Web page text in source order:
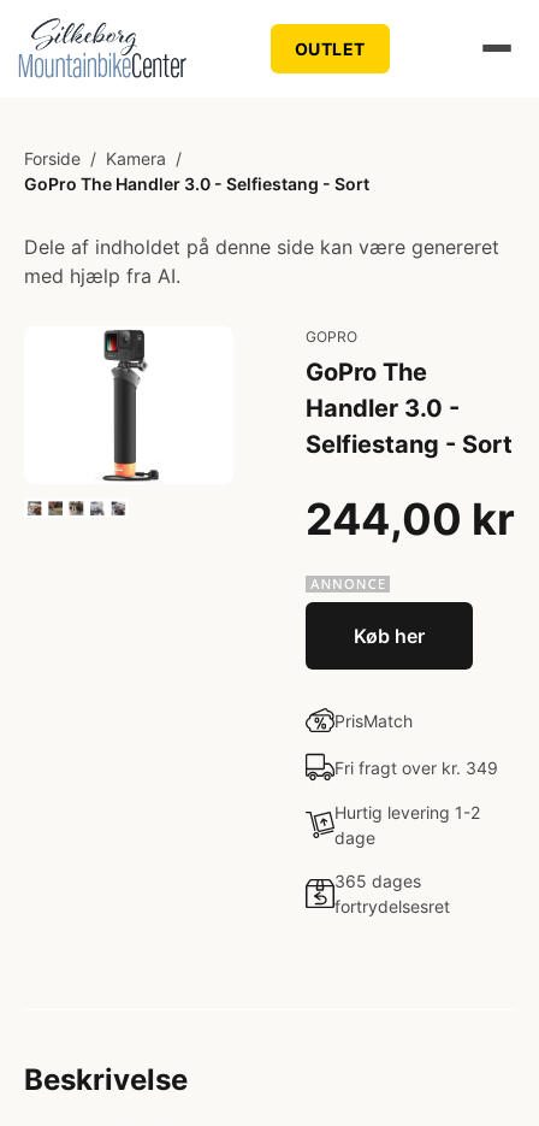
OUTLET
Forside / Kamera /
GoPro The Handler 3.0 - Selfiestang - Sort
Dele af indholdet på denne side kan være genereret
med hjælp fra AI.
GOPRO
GoPro The
Handler 3.0 -
Selfiestang - Sort
244,00 kr
Køb her
PrisMatch
Fri fragt over kr. 349
Hurtig levering 1-2
dage
365 dages
fortrydelsesret
Beskrivelse